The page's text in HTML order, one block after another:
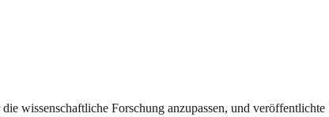
wissenschaftliche Forschung anzupassen, und